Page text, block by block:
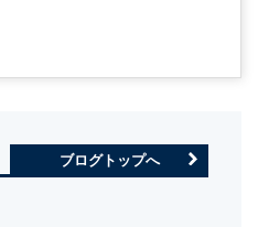
ブログトップへ